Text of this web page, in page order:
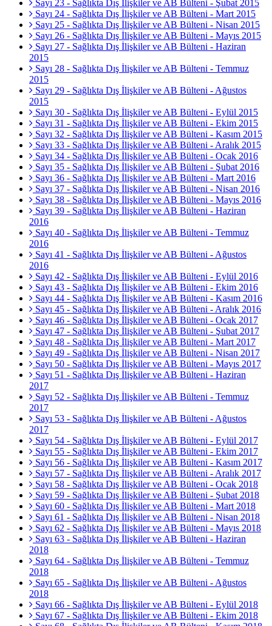
Sayı 23 - Sağlıkta Dış İlişkiler ve AB Bülteni - Şubat 2015
Sayı 24 - Sağlıkta Dış İlişkiler ve AB Bülteni - Mart 2015
Sayı 25 - Sağlıkta Dış İlişkiler ve AB Bülteni - Nisan 2015
Sayı 26 - Sağlıkta Dış İlişkiler ve AB Bülteni - Mayıs 2015
Sayı 27 - Sağlıkta Dış İlişkiler ve AB Bülteni - Haziran
2015
Sayı 28 - Sağlıkta Dış İlişkiler ve AB Bülteni - Temmuz
2015
Sayı 29 - Sağlıkta Dış İlişkiler ve AB Bülteni - Ağustos
2015
Sayı 30 - Sağlıkta Dış İlişkiler ve AB Bülteni - Eylül 2015
Sayı 31 - Sağlıkta Dış İlişkiler ve AB Bülteni - Ekim 2015
Sayı 32 - Sağlıkta Dış İlişkiler ve AB Bülteni - Kasım 2015
Sayı 33 - Sağlıkta Dış İlişkiler ve AB Bülteni - Aralık 2015
Sayı 34 - Sağlıkta Dış İlişkiler ve AB Bülteni - Ocak 2016
Sayı 35 - Sağlıkta Dış İlişkiler ve AB Bülteni - Şubat 2016
Sayı 36 - Sağlıkta Dış İlişkiler ve AB Bülteni - Mart 2016
Sayı 37 - Sağlıkta Dış İlişkiler ve AB Bülteni - Nisan 2016
Sayı 38 - Sağlıkta Dış İlişkiler ve AB Bülteni - Mayıs 2016
Sayı 39 - Sağlıkta Dış İlişkiler ve AB Bülteni - Haziran
2016
Sayı 40 - Sağlıkta Dış İlişkiler ve AB Bülteni - Temmuz
2016
Sayı 41 - Sağlıkta Dış İlişkiler ve AB Bülteni - Ağustos
2016
Sayı 42 - Sağlıkta Dış İlişkiler ve AB Bülteni - Eylül 2016
Sayı 43 - Sağlıkta Dış İlişkiler ve AB Bülteni - Ekim 2016
Sayı 44 - Sağlıkta Dış İlişkiler ve AB Bülteni - Kasım 2016
Sayı 45 - Sağlıkta Dış İlişkiler ve AB Bülteni - Aralık 2016
Sayı 46 - Sağlıkta Dış İlişkiler ve AB Bülteni - Ocak 2017
Sayı 47 - Sağlıkta Dış İlişkiler ve AB Bülteni - Şubat 2017
Sayı 48 - Sağlıkta Dış İlişkiler ve AB Bülteni - Mart 2017
Sayı 49 - Sağlıkta Dış İlişkiler ve AB Bülteni - Nisan 2017
Sayı 50 - Sağlıkta Dış İlişkiler ve AB Bülteni - Mayıs 2017
Sayı 51 - Sağlıkta Dış İlişkiler ve AB Bülteni - Haziran
2017
Sayı 52 - Sağlıkta Dış İlişkiler ve AB Bülteni - Temmuz
2017
Sayı 53 - Sağlıkta Dış İlişkiler ve AB Bülteni - Ağustos
2017
Sayı 54 - Sağlıkta Dış İlişkiler ve AB Bülteni - Eylül 2017
Sayı 55 - Sağlıkta Dış İlişkiler ve AB Bülteni - Ekim 2017
Sayı 56 - Sağlıkta Dış İlişkiler ve AB Bülteni - Kasım 2017
Sayı 57 - Sağlıkta Dış İlişkiler ve AB Bülteni - Aralık 2017
Sayı 58 - Sağlıkta Dış İlişkiler ve AB Bülteni - Ocak 2018
Sayı 59 - Sağlıkta Dış İlişkiler ve AB Bülteni - Şubat 2018
Sayı 60 - Sağlıkta Dış İlişkiler ve AB Bülteni - Mart 2018
Sayı 61 - Sağlıkta Dış İlişkiler ve AB Bülteni - Nisan 2018
Sayı 62 - Sağlıkta Dış İlişkiler ve AB Bülteni - Mayıs 2018
Sayı 63 - Sağlıkta Dış İlişkiler ve AB Bülteni - Haziran
2018
Sayı 64 - Sağlıkta Dış İlişkiler ve AB Bülteni - Temmuz
2018
Sayı 65 - Sağlıkta Dış İlişkiler ve AB Bülteni - Ağustos
2018
Sayı 66 - Sağlıkta Dış İlişkiler ve AB Bülteni - Eylül 2018
Sayı 67 - Sağlıkta Dış İlişkiler ve AB Bülteni - Ekim 2018